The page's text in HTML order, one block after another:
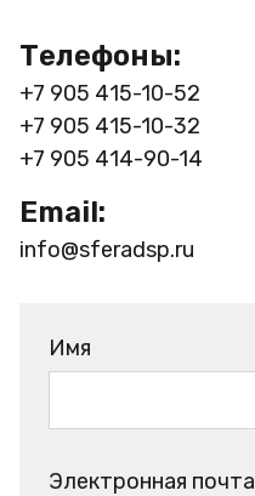
Телефоны:
+7 905 415-10-52
+7 905 415-10-32
+7 905 414-90-14
Email:
info@sferadsp.ru
Имя
Электронная почта